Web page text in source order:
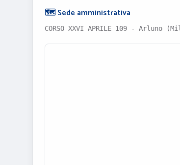
🗺️ Sede amministrativa
CORSO XXVI APRILE 109 - Arluno